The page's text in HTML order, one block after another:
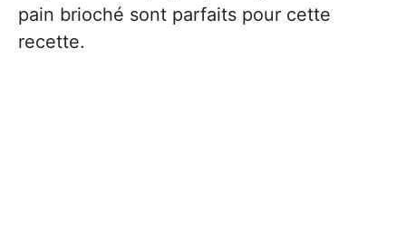
pain brioché sont parfaits pour cette
recette.